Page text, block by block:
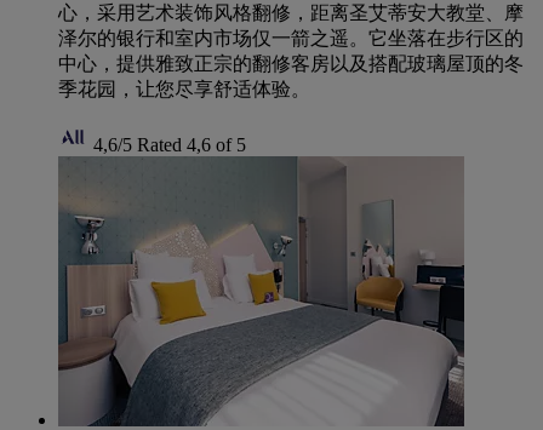
心，采用艺术装饰风格翻修，距离圣艾蒂安大教堂、摩
泽尔的银行和室内市场仅一箭之遥。它坐落在步行区的
中心，提供雅致正宗的翻修客房以及搭配玻璃屋顶的冬
季花园，让您尽享舒适体验。
4,6/5 Rated 4,6 of 5